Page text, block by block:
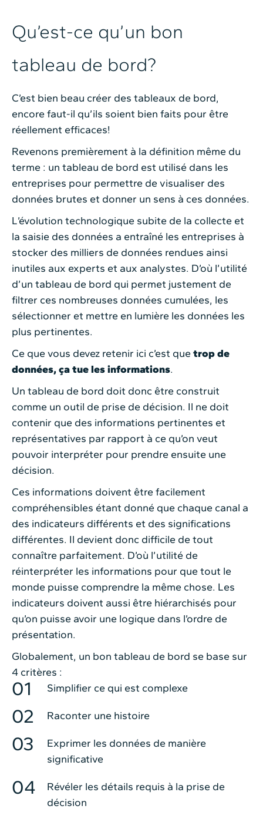
Qu’est-ce qu’un bon
tableau de bord?
C’est bien beau créer des tableaux de bord,
encore faut-il qu’ils soient bien faits pour être
réellement efficaces!
Revenons premièrement à la définition même du
terme : un tableau de bord est utilisé dans les
entreprises pour permettre de visualiser des
données brutes et donner un sens à ces données.
L’évolution technologique subite de la collecte et
la saisie des données a entraîné les entreprises à
stocker des milliers de données rendues ainsi
inutiles aux experts et aux analystes. D’où l’utilité
d’un tableau de bord qui permet justement de
filtrer ces nombreuses données cumulées, les
sélectionner et mettre en lumière les données les
plus pertinentes.
Ce que vous devez retenir ici c’est que trop de
données, ça tue les informations.
Un tableau de bord doit donc être construit
comme un outil de prise de décision. Il ne doit
contenir que des informations pertinentes et
représentatives par rapport à ce qu’on veut
pouvoir interpréter pour prendre ensuite une
décision.
Ces informations doivent être facilement
compréhensibles étant donné que chaque canal a
des indicateurs différents et des significations
différentes. Il devient donc difficile de tout
connaître parfaitement. D’où l’utilité de
réinterpréter les informations pour que tout le
monde puisse comprendre la même chose. Les
indicateurs doivent aussi être hiérarchisés pour
qu’on puisse avoir une logique dans l’ordre de
présentation.
Globalement, un bon tableau de bord se base sur
4 critères :
Simplifier ce qui est complexe
Raconter une histoire
Exprimer les données de manière
significative
Révéler les détails requis à la prise de
décision